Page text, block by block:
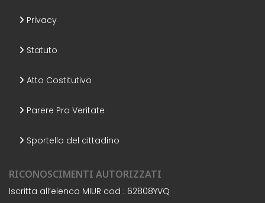
Privacy
Statuto
Atto Costitutivo
Parere Pro Veritate
Sportello del cittadino
RICONOSCIMENTI AUTORIZZATI
Iscritta all’elenco MIUR cod : 62808YVQ